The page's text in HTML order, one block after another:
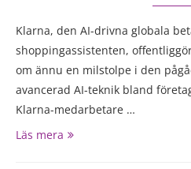
Klarna, den AI-drivna globala
shoppingassistenten,
om ännu en milstolpe i den
avancerad AI-teknik bland
Klarna-medarbetare …
Läs mera